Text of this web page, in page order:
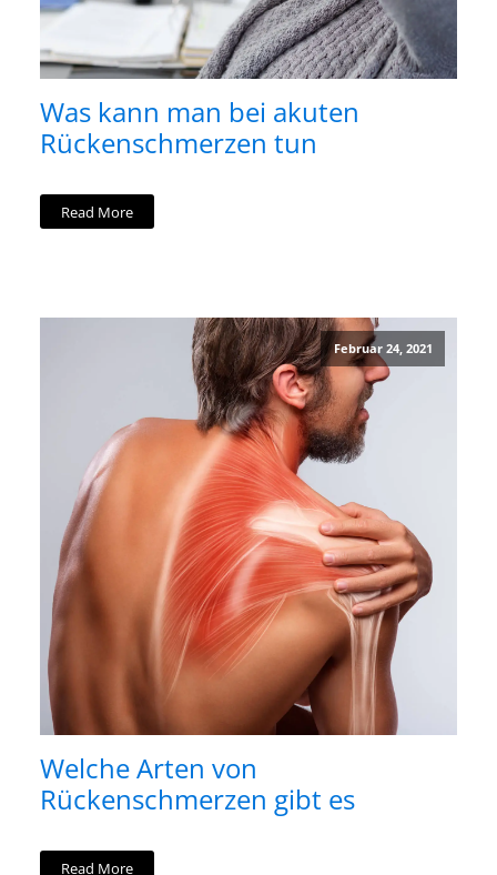
Was kann man bei akuten
Rückenschmerzen tun
Read More
Februar 24, 2021
Welche Arten von
Rückenschmerzen gibt es
Read More